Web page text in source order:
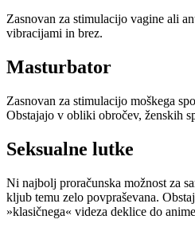
Zasnovan za stimulacijo vagine ali
vibracijami in brez.
Masturbator
Zasnovan za stimulacijo moškega
Obstajajo v obliki obročev, ženskih
Seksualne lutke
Ni najbolj proračunska možnost za
kljub temu zelo povpraševana.
»klasičnega« videza deklice do